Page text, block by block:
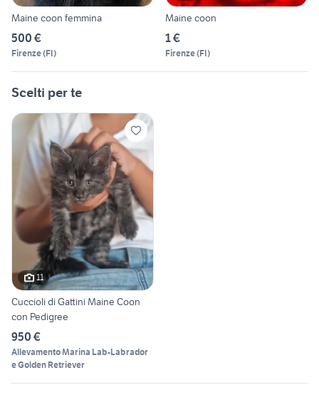
Maine coon femmina
500 €
Firenze(FI)
Maine coon
1 €
Firenze(FI)
Scelti per te
11
Cuccioli di Gattini Maine Coon
con Pedigree
950 €
Allevamento Marina Lab-Labrador
e Golden Retriever